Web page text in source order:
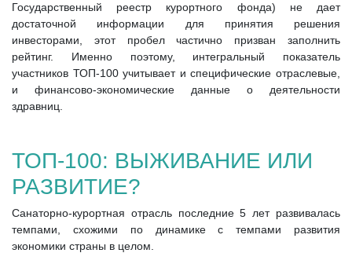
Государственный реестр курортного фонда) не дает
достаточной информации для принятия решения
инвесторами, этот пробел частично призван заполнить
рейтинг. Именно поэтому, интегральный показатель
участников ТОП-100 учитывает и специфические отраслевые,
и финансово-экономические данные о деятельности
здравниц.
ТОП-100: ВЫЖИВАНИЕ ИЛИ
РАЗВИТИЕ?
Санаторно-курортная отрасль последние 5 лет развивалась
темпами, схожими по динамике с темпами развития
экономики страны в целом.